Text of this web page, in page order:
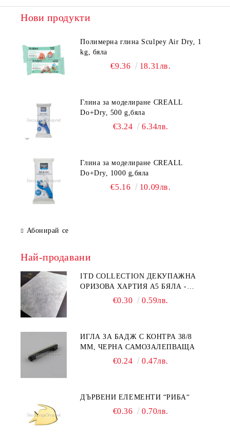
Нови продукти
Полимерна глина Sculpey Air Dry, 1
kg, бяла
€9.36 18.31лв.
Глина за моделиране CREALL
Do+Dry, 500 g,бяла
€3.24 6.34лв.
Глина за моделиране CREALL
Do+Dry, 1000 g,бяла
€5.16 10.09лв.
Абонирай се
Най-продавани
ITD COLLECTION ДЕКУПАЖНА
ОРИЗОВА ХАРТИЯ А5 БЯЛА -
€0.30 0.59лв.
ИГЛА ЗА БАДЖ С КОНТРА 38/8
ММ, ЧЕРНА САМОЗАЛЕПВАЩА
€0.24 0.47лв.
ДЪРВЕНИ ЕЛЕМЕНТИ “РИБА“
€0.36 0.70лв.